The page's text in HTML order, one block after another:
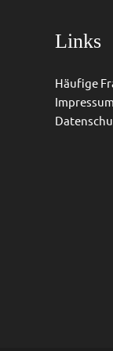
Links
Häufige
Impressum